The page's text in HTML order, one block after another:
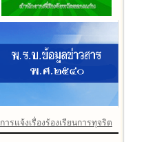
การแจ้งเรื่องร้องเรียนการทุจริต